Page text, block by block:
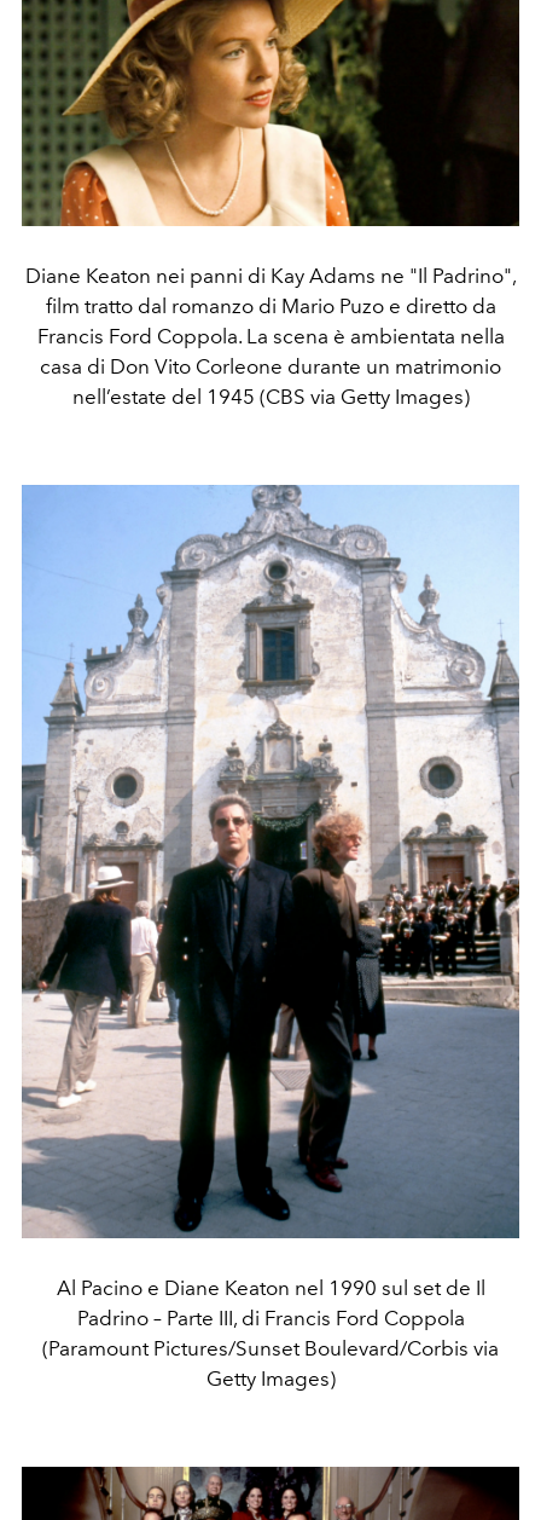
Diane Keaton nei panni di Kay Adams ne "Il Padrino",
film tratto dal romanzo di Mario Puzo e diretto da
Francis Ford Coppola. La scena è ambientata nella
casa di Don Vito Corleone durante un matrimonio
nell’estate del 1945 (CBS via Getty Images)
Al Pacino e Diane Keaton nel 1990 sul set de Il
Padrino – Parte III, di Francis Ford Coppola
(Paramount Pictures/Sunset Boulevard/Corbis via
Getty Images)